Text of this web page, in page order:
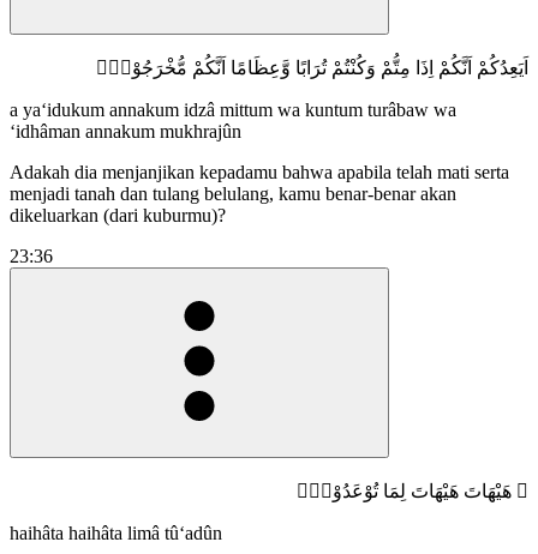
اَيَعِدُكُمْ اَنَّكُمْ اِذَا مِتُّمْ وَكُنْتُمْ تُرَابًا وَّعِظَامًا اَنَّكُمْ مُّخْرَجُوْنَۖ
a ya‘idukum annakum idzâ mittum wa kuntum turâbaw wa
‘idhâman annakum mukhrajûn
Adakah dia menjanjikan kepadamu bahwa apabila telah mati serta
menjadi tanah dan tulang belulang, kamu benar-benar akan
dikeluarkan (dari kuburmu)?
23:36
۞ هَيْهَاتَ هَيْهَاتَ لِمَا تُوْعَدُوْنَۖ
haihâta haihâta limâ tû‘adûn